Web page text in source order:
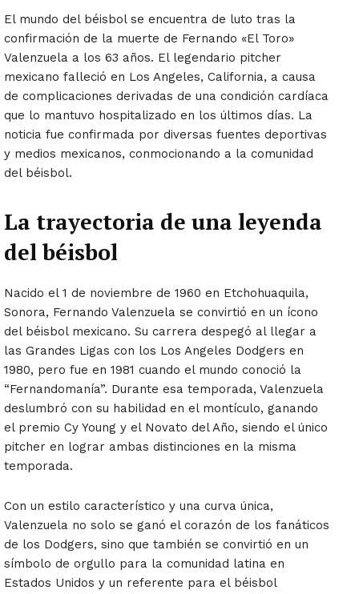
El mundo del béisbol se encuentra de luto tras la
confirmación de la muerte de Fernando «El Toro»
Valenzuela a los 63 años. El legendario pitcher
mexicano falleció en Los Angeles, California, a causa
de complicaciones derivadas de una condición cardíaca
que lo mantuvo hospitalizado en los últimos días. La
noticia fue confirmada por diversas fuentes deportivas
y medios mexicanos, conmocionando a la comunidad
del béisbol.
La trayectoria de una leyenda
del béisbol
Nacido el 1 de noviembre de 1960 en Etchohuaquila,
Sonora, Fernando Valenzuela se convirtió en un ícono
del béisbol mexicano. Su carrera despegó al llegar a
las Grandes Ligas con los Los Angeles Dodgers en
1980, pero fue en 1981 cuando el mundo conoció la
“Fernandomanía”. Durante esa temporada, Valenzuela
deslumbró con su habilidad en el montículo, ganando
el premio Cy Young y el Novato del Año, siendo el único
pitcher en lograr ambas distinciones en la misma
temporada.
Con un estilo característico y una curva única,
Valenzuela no solo se ganó el corazón de los fanáticos
de los Dodgers, sino que también se convirtió en un
símbolo de orgullo para la comunidad latina en
Estados Unidos y un referente para el béisbol